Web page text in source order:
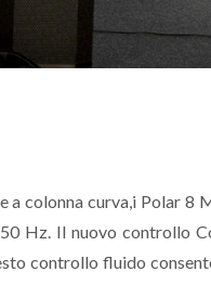
a colonna curva,i Polar 8
Hz. Il nuovo controllo
controllo fluido